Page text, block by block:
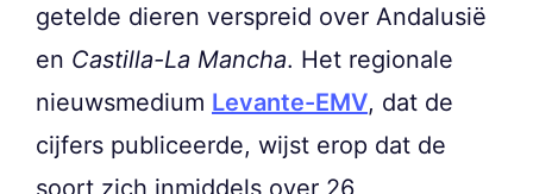
getelde dieren verspreid over Andalusië
en Castilla-La Mancha. Het regionale
nieuwsmedium Levante-EMV, dat de
cijfers publiceerde, wijst erop dat de
soort zich inmiddels over 26